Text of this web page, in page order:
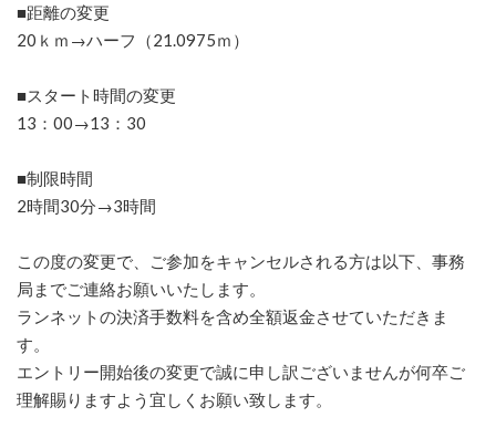
■距離の変更
20ｋｍ→ハーフ（21.0975ｍ）
■スタート時間の変更
13：00→13：30
■制限時間
2時間30分→3時間
この度の変更で、ご参加をキャンセルされる方は以下、事務
局までご連絡お願いいたします。
ランネットの決済手数料を含め全額返金させていただきま
す。
エントリー開始後の変更で誠に申し訳ございませんが何卒ご
理解賜りますよう宜しくお願い致します。